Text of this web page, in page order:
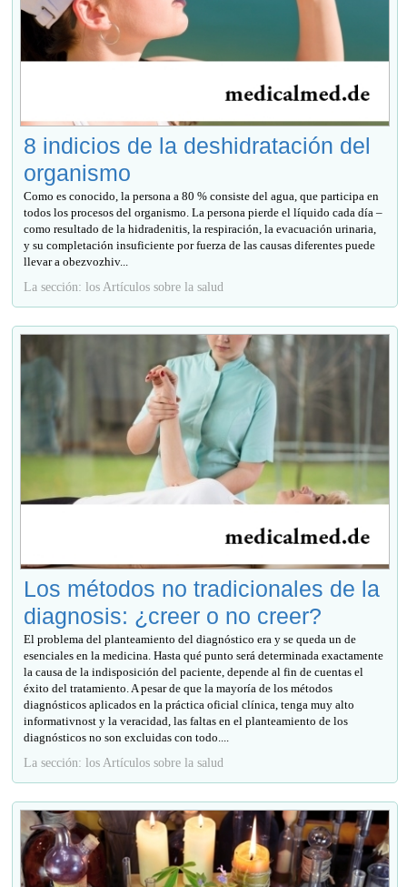
8 indicios de la deshidratación del
organismo
Como es conocido, la persona a 80 % consiste del agua, que participa en
todos los procesos del organismo. La persona pierde el líquido cada día –
como resultado de la hidradenitis, la respiración, la evacuación urinaria,
y su completación insuficiente por fuerza de las causas diferentes puede
llevar a obezvozhiv...
La sección: los Artículos sobre la salud
Los métodos no tradicionales de la
diagnosis: ¿creer o no creer?
El problema del planteamiento del diagnóstico era y se queda un de
esenciales en la medicina. Hasta qué punto será determinada exactamente
la causa de la indisposición del paciente, depende al fin de cuentas el
éxito del tratamiento. A pesar de que la mayoría de los métodos
diagnósticos aplicados en la práctica oficial clínica, tenga muy alto
informativnost y la veracidad, las faltas en el planteamiento de los
diagnósticos no son excluidas con todo....
La sección: los Artículos sobre la salud